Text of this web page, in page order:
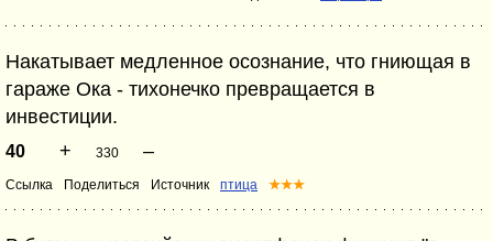
Накатывает медленное осознание, что гниющая в
гараже Ока - тихонечко превращается в
инвестиции.
40 + 330 –
Ссылка Поделиться Источник птица ★★★